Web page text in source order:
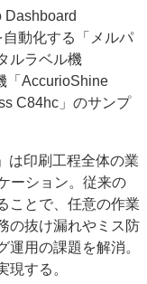
Dashboard
動化する「メルパ
ルラベル機
「AccurioShine
C84hc」のサンプ
は印刷工程全体の業
ーション。従来の
ことで、任意の作業
の抜け漏れやミス防
運用の課題を解消。
現する。